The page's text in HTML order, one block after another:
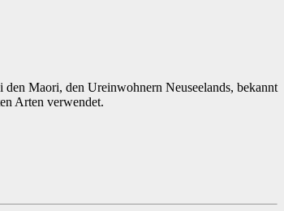
Maori, den Ureinwohnern Neuseelands, bekannt
Arten verwendet.